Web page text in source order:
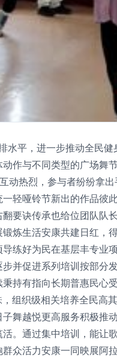
水平，进一步推动全民
作与不同类型的广场舞
动热烈，参与者纷纷拿
轻哑铃节新出的作品彼
要诀传承也给位团队队
炼生活安康共建日红，
练好为民在基层丰专业
并促进系列培训按部分
持有指向长期普惠民心
组织级相关培养全民高
舞越悦更高服务积极推
。通过集中培训，能让
众活力安康一同映展阿